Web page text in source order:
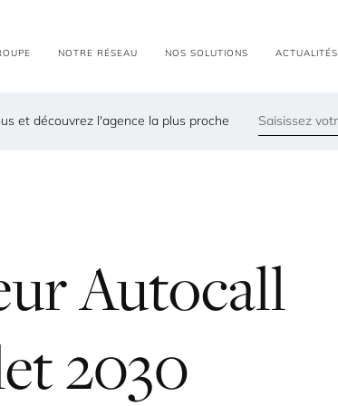
OUPE NOTR E R ÉSEAU NOS SO L UTIO NS ACTUAL ITÉS
et découvrez l'agence la plus proche
79300
Autocall
2030